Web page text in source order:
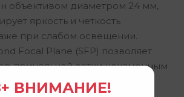
объективом диаметром 24 мм,
яркость и четкость
при слабом освещении.
Focal Plane (SFP) позволяет
прицельной сетки неизменным
что упрощает
ВНИМАНИЕ!